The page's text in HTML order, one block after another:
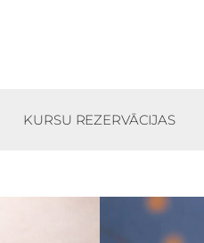
KURSU REZERVĀCIJAS